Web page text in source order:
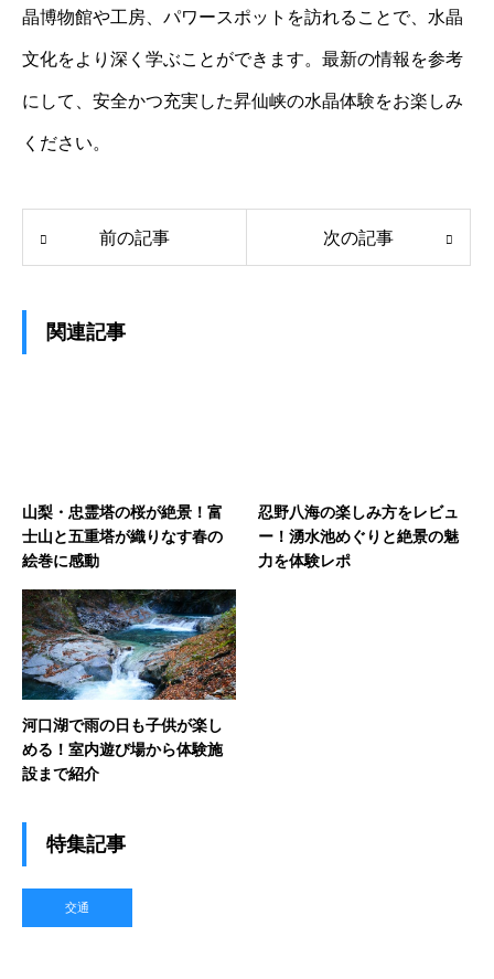
晶博物館や工房、パワースポットを訪れることで、水晶
文化をより深く学ぶことができます。最新の情報を参考
にして、安全かつ充実した昇仙峡の水晶体験をお楽しみ
ください。
前の記事 次の記事
関連記事
山梨・忠霊塔の桜が絶景！富
士山と五重塔が織りなす春の
絵巻に感動
忍野八海の楽しみ方をレビュ
ー！湧水池めぐりと絶景の魅
力を体験レポ
河口湖で雨の日も子供が楽し
める！室内遊び場から体験施
設まで紹介
特集記事
交通